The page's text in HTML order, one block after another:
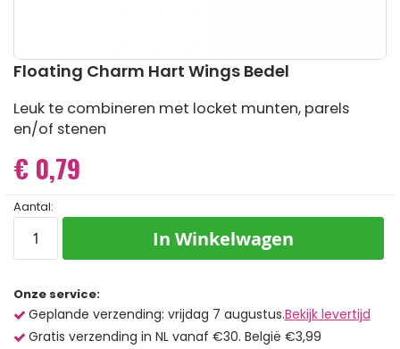
Ga
het
begin
van
afbeeldingen-
gallerij
Floating Charm Hart Wings Bedel
Leuk te combineren met locket munten, parels
en/of stenen
€ 0,79
Aantal:
In Winkelwagen
Onze service:
Geplande verzending: vrijdag 7 augustus.Bekijk levertijd
Gratis verzending in NL vanaf €30. België €3,99